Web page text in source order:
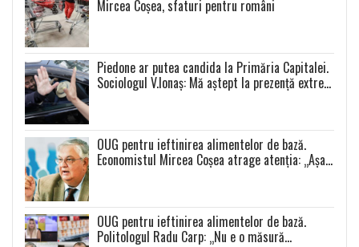
Mircea Coșea, sfaturi pentru români
Piedone ar putea candida la Primăria Capitalei.
Sociologul V.Ionaș: Mă aștept la prezență extrem
OUG pentru ieftinirea alimentelor de bază.
Economistul Mircea Coșea atrage atenția: „Așa
OUG pentru ieftinirea alimentelor de bază.
Politologul Radu Carp: „Nu e o măsură